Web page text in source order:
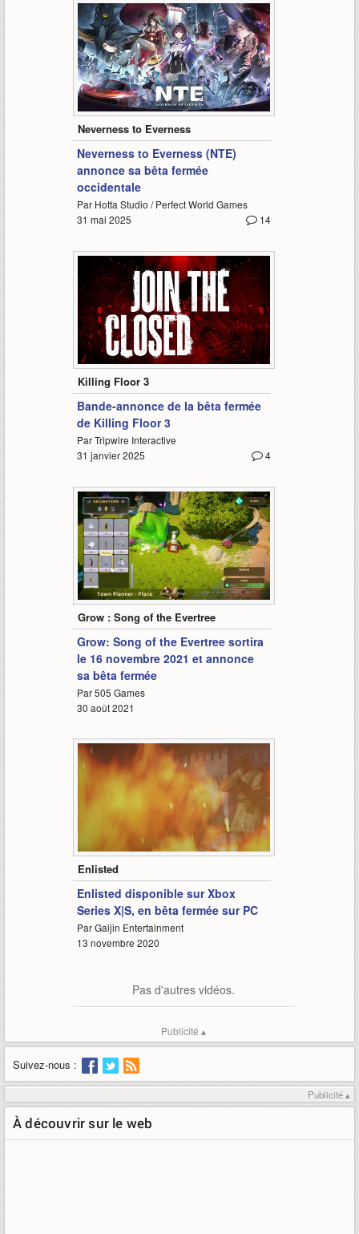
3:07
Neverness to Everness
Neverness to Everness (NTE)
annonce sa bêta fermée
occidentale
Par Hotta Studio / Perfect World Games
14
31 mai 2025
0:31
Killing Floor 3
Bande-annonce de la bêta fermée
de Killing Floor 3
Par Tripwire Interactive
4
31 janvier 2025
3:37
Grow : Song of the Evertree
Grow: Song of the Evertree sortira
le 16 novembre 2021 et annonce
sa bêta fermée
Par 505 Games
30 août 2021
1:38
Enlisted
Enlisted disponible sur Xbox
Series X|S, en bêta fermée sur PC
Par Gaijin Entertainment
13 novembre 2020
Pas d'autres vidéos.
Publicité ▴
Suivez-nous :
Publicité ▴
À découvrir sur le web